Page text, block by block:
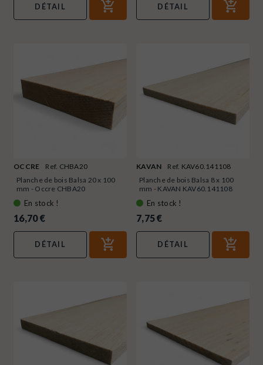
DÉTAIL DÉTAIL
OCCRE
Ref. CHBA20
Planche de bois Balsa 20 x 100
mm - Occre CHBA20
En stock !
16,70 €
DÉTAIL
KAVAN
Ref. KAV60.141108
Planche de bois Balsa 8 x 100
mm - KAVAN KAV60.141108
En stock !
7,75 €
DÉTAIL